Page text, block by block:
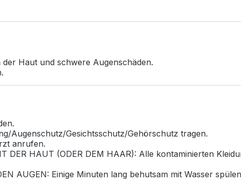
Haut und schwere Augenschäden.
Augenschutz/Gesichtsschutz/Gehörschutz tragen.
anrufen.
DER HAUT (ODER DEM HAAR): Alle kontaminierten
AUGEN: Einige Minuten lang behutsam mit Wasser